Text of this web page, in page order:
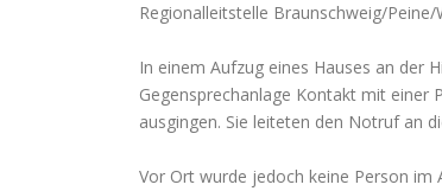
Regionalleitstelle Braunschweig/
In einem Aufzug eines Hauses an der
Gegensprechanlage Kontakt mit
ausgingen. Sie leiteten den Notruf an
Vor Ort wurde jedoch keine Person im